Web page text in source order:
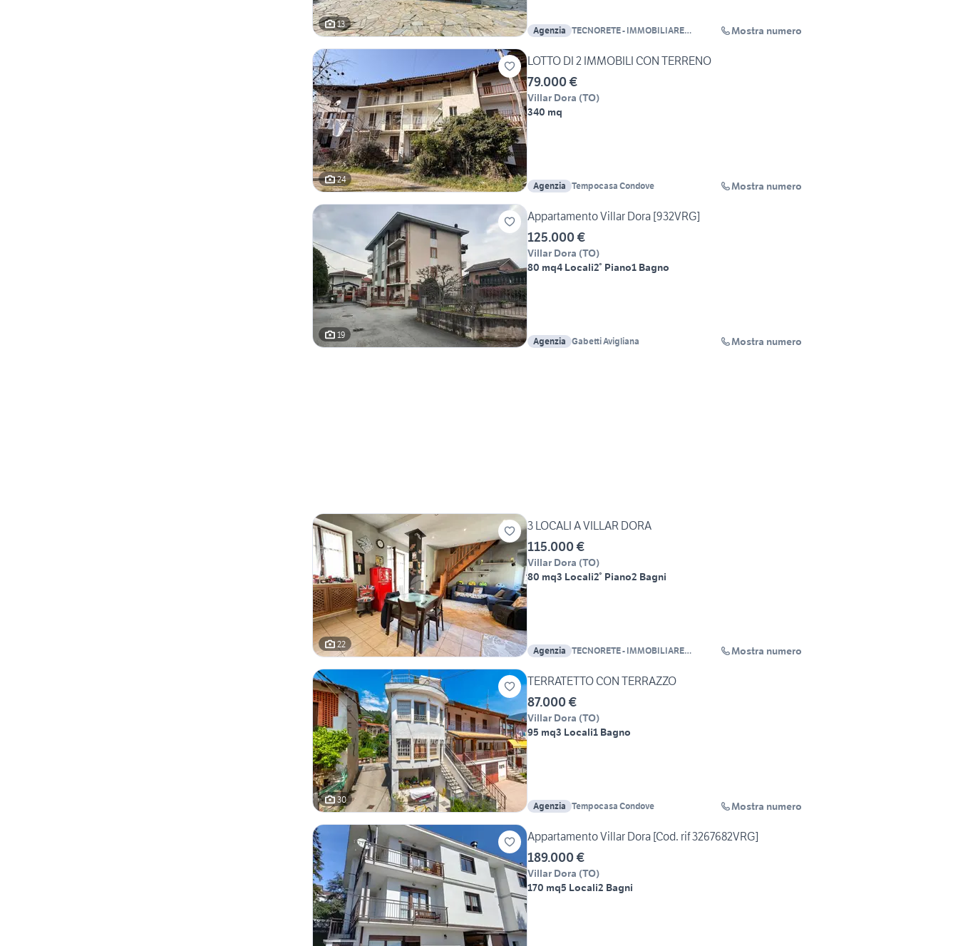
13
Agenzia TECNORETE - IMMOBILIARE
Mostra numero
24
LOTTO DI 2 IMMOBILI CON TERRENO
79.000 €
Villar Dora (TO)
340 mq
Agenzia Tempocasa Condove Mostra numero
19
Appartamento Villar Dora [932VRG]
125.000 €
Villar Dora (TO)
80 mq4 Locali2° Piano1 Bagno
Agenzia Gabetti Avigliana Mostra numero
22
3 LOCALI A VILLAR DORA
115.000 €
Villar Dora (TO)
80 mq3 Locali2° Piano2 Bagni
Agenzia TECNORETE - IMMOBILIARE
Mostra numero
30
TERRATETTO CON TERRAZZO
87.000 €
Villar Dora (TO)
95 mq3 Locali1 Bagno
Agenzia Tempocasa Condove Mostra numero
Appartamento Villar Dora [Cod. rif 3267682VRG]
189.000 €
Villar Dora (TO)
170 mq5 Locali2 Bagni